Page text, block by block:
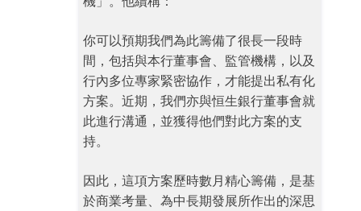
你可以預期我們為此籌備了很長一段時
間，包括與本行董事會、監管機構，以及
行內多位專家緊密協作，才能提出私有化
方案。近期，我們亦與恒生銀行董事會就
此進行溝通，並獲得他們對此方案的支
持。
因此，這項方案歷時數月精心籌備，是基
於商業考量、為中長期發展所作出的深思